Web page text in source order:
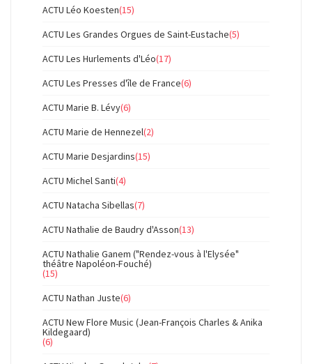
ACTU Léo Koesten(15)
ACTU Les Grandes Orgues de Saint-Eustache(5)
ACTU Les Hurlements d'Léo(17)
ACTU Les Presses d'île de France(6)
ACTU Marie B. Lévy(6)
ACTU Marie de Hennezel(2)
ACTU Marie Desjardins(15)
ACTU Michel Santi(4)
ACTU Natacha Sibellas(7)
ACTU Nathalie de Baudry d'Asson(13)
ACTU Nathalie Ganem ("Rendez-vous à l'Elysée"
théâtre Napoléon-Fouché)
(15)
ACTU Nathan Juste(6)
ACTU New Flore Music (Jean-François Charles & Anika
Kildegaard)
(6)